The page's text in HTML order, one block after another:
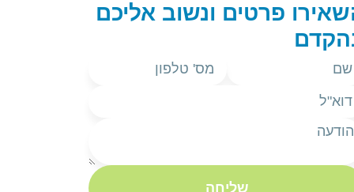
פרטים ונשוב אליכם
שליחה